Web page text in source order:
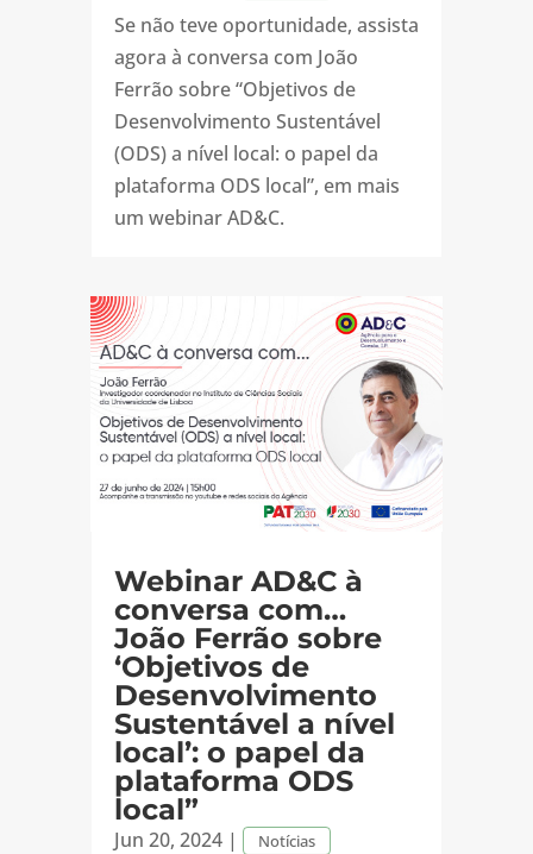
Se não teve oportunidade, assista
agora à conversa com João
Ferrão sobre “Objetivos de
Desenvolvimento Sustentável
(ODS) a nível local: o papel da
plataforma ODS local”, em mais
um webinar AD&C.
Webinar AD&C à
conversa com…
João Ferrão sobre
‘Objetivos de
Desenvolvimento
Sustentável a nível
local’: o papel da
plataforma ODS
local”
Jun 20, 2024| Notícias